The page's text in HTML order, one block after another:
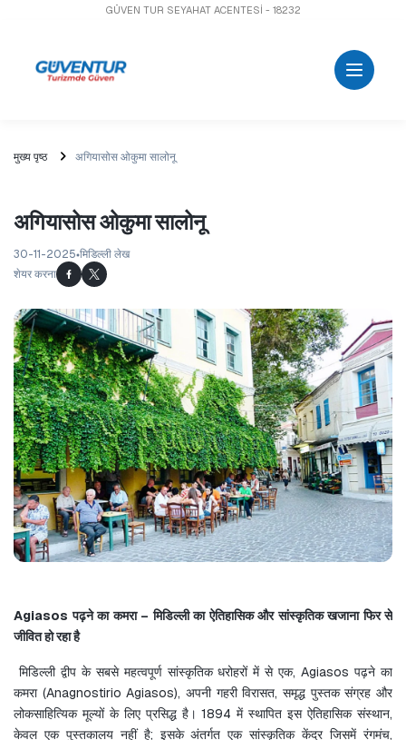
GÜVEN TUR SEYAHAT ACENTESİ - 18232
मुख्य पृष्ठ अगियासोस ओकुमा सालोनू
अगियासोस ओकुमा सालोनू
30-11-2025 मिडिल्ली लेख
शेयर करना
Agiasos पढ़ने का कमरा – मिडिल्ली का ऐतिहासिक और सांस्कृतिक खजाना फिर से
जीवित हो रहा है
कमरा (Anagnostirio Agiasos), अपनी गहरी विरासत, समृद्ध पुस्तक संग्रह और
लोकसाहित्यिक मूल्यों के लिए प्रसिद्ध है। 1894 में स्थापित इस ऐतिहासिक संस्थान,
केवल एक पुस्तकालय नहीं है; इसके अंतर्गत एक सांस्कृतिक केंद्र जिसमें रंगमंच,